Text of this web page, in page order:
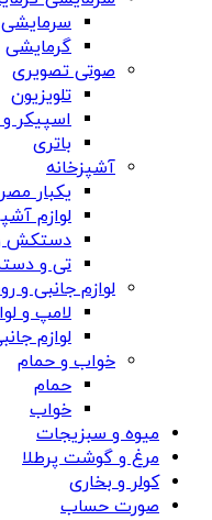
سرمایشی
گرمایشی
صوتی تصویری
تلویزیون
اسپیکر و
باتری
آشپزخانه
یکبار
لوازم
دستکش
تی و
لوازم جانبی و
لامپ و
لوازم
خواب و حمام
حمام
خواب
میوه و سبزیجات
مرغ و گوشت پرطلا
کولر و بخاری
صورت حساب